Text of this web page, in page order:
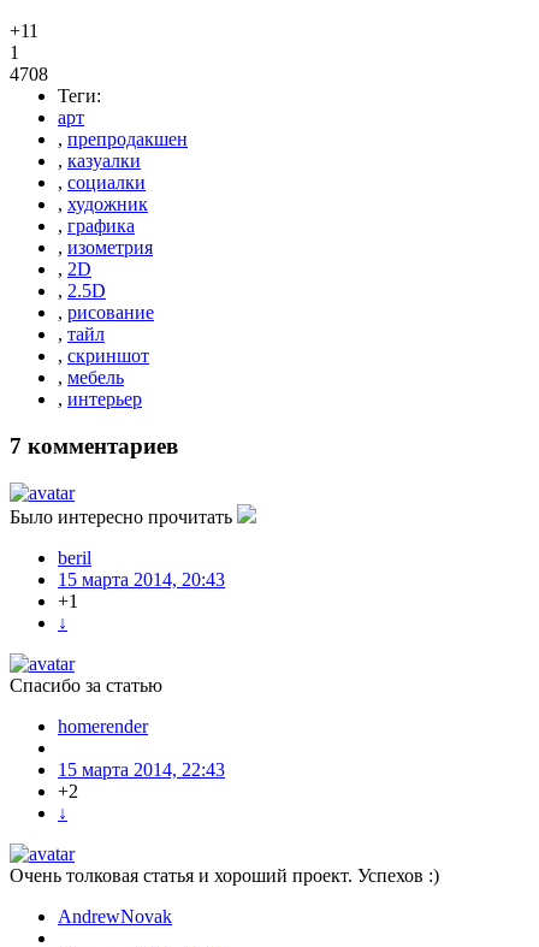
+11
1
4708
Теги:
арт
, препродакшен
, казуалки
, социалки
, художник
, графика
, изометрия
, 2D
, 2.5D
, рисование
, тайл
, скриншот
, мебель
, интерьер
7 комментариев
Было интересно прочитать
beril
15 марта 2014, 20:43
+1
↓
Спасибо за статью
homerender
15 марта 2014, 22:43
+2
↓
Очень толковая статья и хороший проект. Успехов :)
AndrewNovak